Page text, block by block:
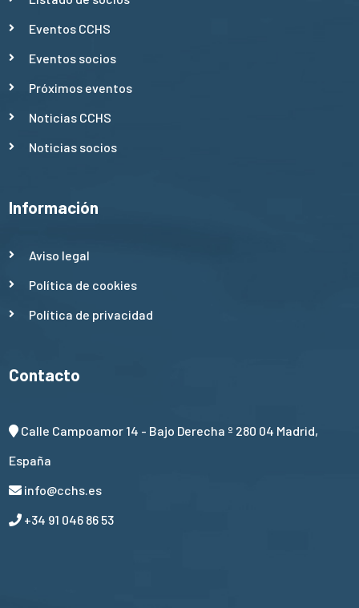
Eventos CCHS
Eventos socios
Próximos eventos
Noticias CCHS
Noticias socios
Información
Aviso legal
Política de cookies
Política de privacidad
Contacto
Calle Campoamor 14 - Bajo Derecha º 280 04 Madrid,
España
info@cchs.es
+34 91 046 86 53